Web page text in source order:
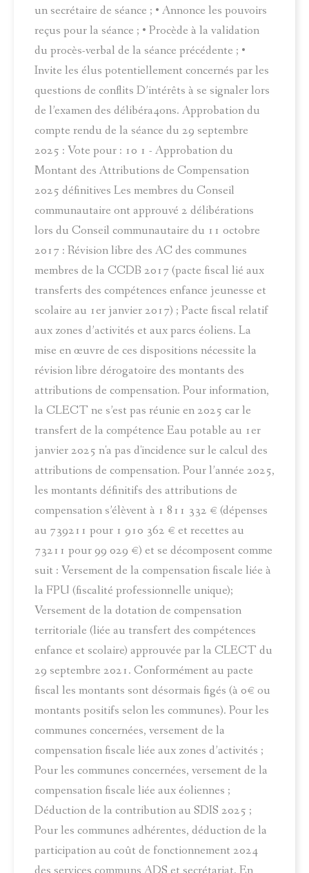
un secrétaire de séance ; • Annonce les pouvoirs
reçus pour la séance ; • Procède à la validation
du procès-verbal de la séance précédente ; •
Invite les élus potentiellement concernés par les
questions de conflits D’intérêts à se signaler lors
de l’examen des délibéra4ons. Approbation du
compte rendu de la séance du 29 septembre
2025 : Vote pour : 10 1 - Approbation du
Montant des Attributions de Compensation
2025 définitives Les membres du Conseil
communautaire ont approuvé 2 délibérations
lors du Conseil communautaire du 11 octobre
2017 : Révision libre des AC des communes
membres de la CCDB 2017 (pacte fiscal lié aux
transferts des compétences enfance jeunesse et
scolaire au 1er janvier 2017) ; Pacte fiscal relatif
aux zones d’activités et aux parcs éoliens. La
mise en œuvre de ces dispositions nécessite la
révision libre dérogatoire des montants des
attributions de compensation. Pour information,
la CLECT ne s’est pas réunie en 2025 car le
transfert de la compétence Eau potable au 1er
janvier 2025 n'a pas d'incidence sur le calcul des
attributions de compensation. Pour l’année 2025,
les montants définitifs des attributions de
compensation s’élèvent à 1 811 332 € (dépenses
au 739211 pour 1 910 362 € et recettes au
73211 pour 99 029 €) et se décomposent comme
suit : Versement de la compensation fiscale liée à
la FPU (fiscalité professionnelle unique);
Versement de la dotation de compensation
territoriale (liée au transfert des compétences
enfance et scolaire) approuvée par la CLECT du
29 septembre 2021. Conformément au pacte
fiscal les montants sont désormais figés (à 0€ ou
montants positifs selon les communes). Pour les
communes concernées, versement de la
compensation fiscale liée aux zones d’activités ;
Pour les communes concernées, versement de la
compensation fiscale liée aux éoliennes ;
Déduction de la contribution au SDIS 2025 ;
Pour les communes adhérentes, déduction de la
participation au coût de fonctionnement 2024